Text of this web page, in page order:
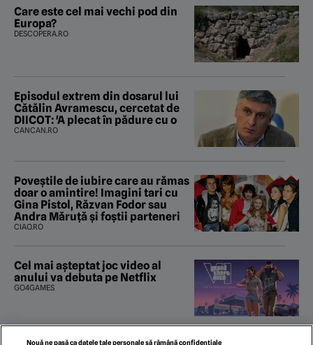
Care este cel mai vechi pod din
Europa?
DESCOPERA.RO
Episodul extrem din dosarul lui
Cătălin Avramescu, cercetat de
DIICOT: 'A plecat în pădure cu o
CANCAN.RO
Poveştile de iubire care au rămas
doar o amintire! Imagini tari cu
Gina Pistol, Răzvan Fodor sau
Andra Măruţă şi foştii parteneri
CIAO.RO
Cel mai așteptat joc video al
anului va debuta pe Netflix
GO4GAMES
Nouă ne pasă ca datele tale personale să rămână confidențiale